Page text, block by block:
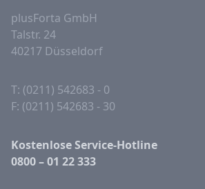
plusForta GmbH
Talstr. 24
40217 Düsseldorf
T: (0211) 542683 - 0
F: (0211) 542683 - 30
Kostenlose Service-Hotline
0800 – 01 22 333